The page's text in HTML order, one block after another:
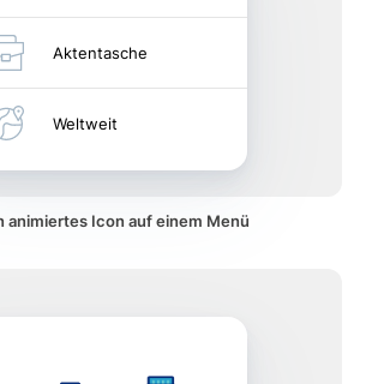
Aktentasche
Weltweit
animiertes Icon auf einem Menü